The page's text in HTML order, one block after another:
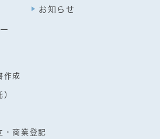
お知らせ
作成
・商業登記